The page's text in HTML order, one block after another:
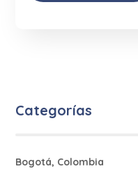
Categorías
Bogotá, Colombia